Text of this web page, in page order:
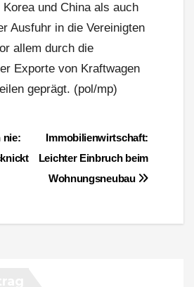
und China als auch
Ausfuhr in die Vereinigten
allem durch die
Exporte von Kraftwagen
geprägt. (pol/mp)
Immobilienwirtschaft:
Leichter Einbruch beim
Wohnungsneubau
nie: